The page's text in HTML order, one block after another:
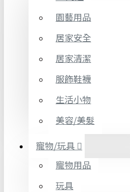
園藝用品
居家安全
居家清潔
服飾鞋襪
生活小物
美容/美髮
寵物/玩具
寵物用品
玩具